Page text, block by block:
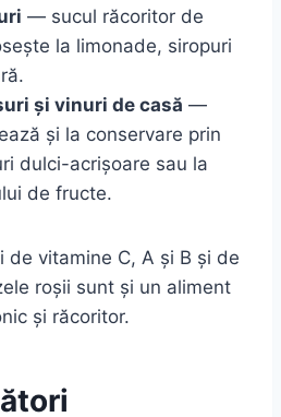
— sucul răcoritor de
la limonade, siropuri
și vinuri de casă —
și la conservare prin
dulci-acrișoare sau la
de fructe.
de vitamine C, A și B și de
roșii sunt și un aliment
și răcoritor.